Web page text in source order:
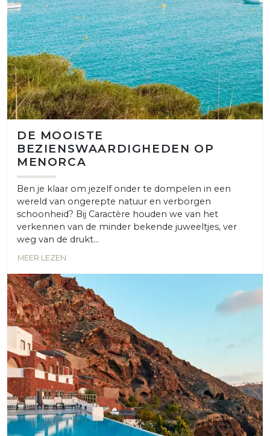
DE MOOISTE
BEZIENSWAARDIGHEDEN OP
MENORCA
Ben je klaar om jezelf onder te dompelen in een
wereld van ongerepte natuur en verborgen
schoonheid? Bij Caractère houden we van het
verkennen van de minder bekende juweeltjes, ver
weg van de drukt...
MEER LEZEN